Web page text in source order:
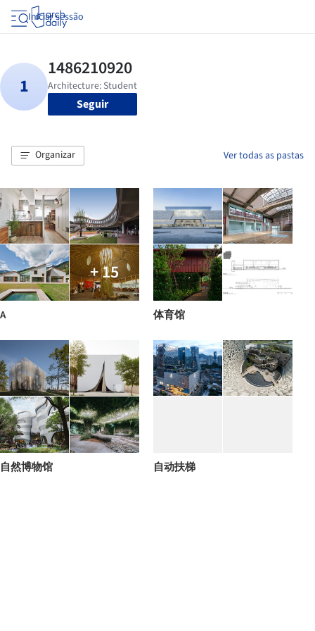
Iniciar sessão
Seguir
Organizar Ver todas as pastas
+ 15
A 体育馆
自然博物馆 自动扶梯